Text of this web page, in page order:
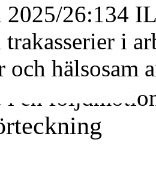
2025/26:134
trakasserier i
och hälsosam
i en